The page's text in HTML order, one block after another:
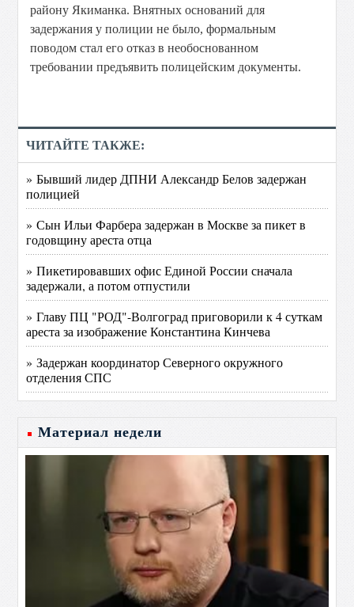
району Якиманка. Внятных оснований для
задержания у полиции не было, формальным
поводом стал его отказ в необоснованном
требовании предъявить полицейским документы.
ЧИТАЙТЕ ТАКЖЕ:
» Бывший лидер ДПНИ Александр Белов задержан
полицией
» Сын Ильи Фарбера задержан в Москве за пикет в
годовщину ареста отца
» Пикетировавших офис Единой России сначала
задержали, а потом отпустили
» Главу ПЦ "РОД"-Волгоград приговорили к 4 суткам
ареста за изображение Константина Кинчева
» Задержан координатор Северного окружного
отделения СПС
Материал недели